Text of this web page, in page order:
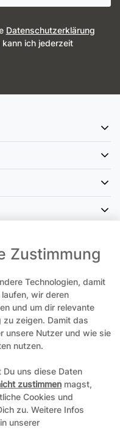
Daten­schutz­erklärung
ich jederzeit
Sonn- und Feiertagen kann
für Anrufe
Zustimmung
Technologien, damit
wir deren
und um dir relevante
zu zeigen. Damit das
unsere Nutzer und wie sie
nutzen.
uns diese Daten
zustimmen magst,
Cookies und
zu. Weitere Infos
unserer